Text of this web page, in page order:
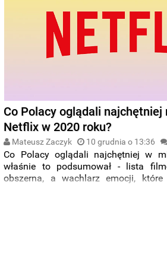
Co Polacy oglądali
Netflix w 2020 roku?
Mateusz Zaczyk 10 grudnia o 13:36
Co Polacy oglądali najchętniej w
właśnie to podsumował - lista
obszerna, a wachlarz emocji, które
widzom, jeszcze szerszy. Jak się
królowały przede wszystkim